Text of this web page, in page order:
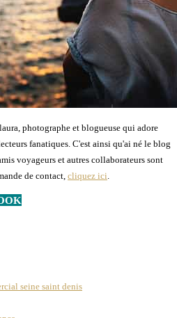
photographe et blogueuse qui adore
fanatiques. C'est ainsi qu'ai né le blog
voyageurs et autres collaborateurs sont
de contact, cliquez ici
seine saint denis